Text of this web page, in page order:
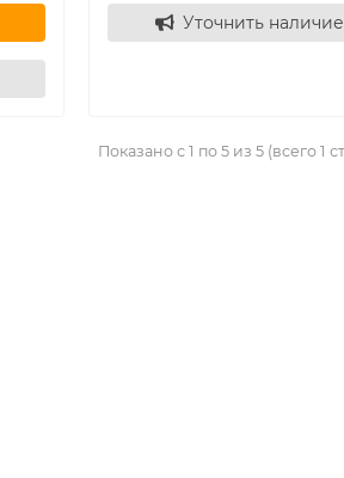
Уточнить наличие
Показано с 1 по 5 из 5 (всего 1